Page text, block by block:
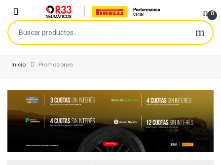
Skip to navigation
Open 0
Buscar por:
Inicio Promociones